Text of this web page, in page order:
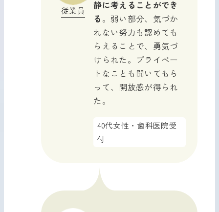
従業員
静に考えることができ
る 。弱い部分、気づか
れない努力も認めても
らえることで、勇気づ
けられた。プライベー
トなことも聞いてもら
って、開放感が得られ
た。
40代女性・歯科医院受
付